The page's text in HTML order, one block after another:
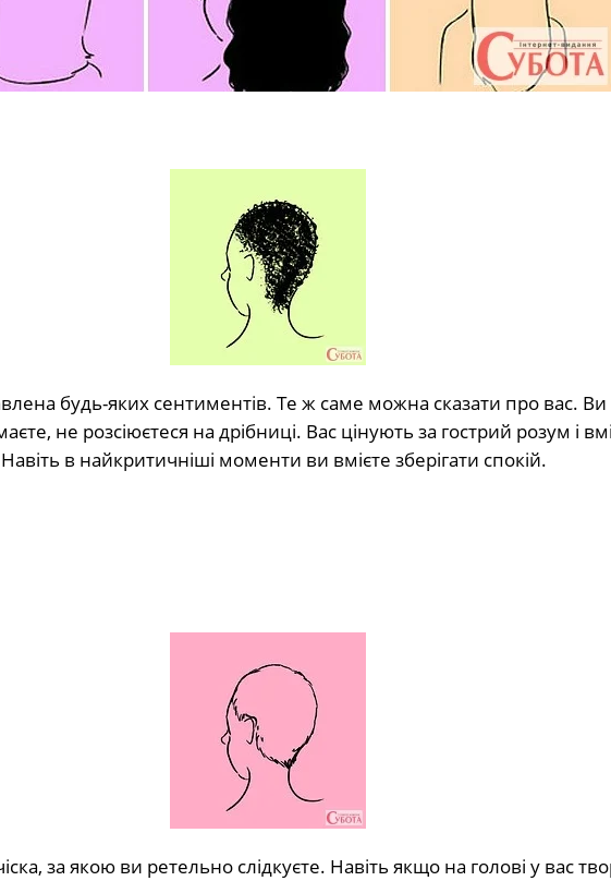
​​будь-яких сентиментів. Те ж саме можна сказати про вас. Ви
не розсіюєтеся на дрібниці. Вас цінують за гострий розум і
в найкритичніші моменти ви вмієте зберігати спокій.
за якою ви ретельно слідкуєте. Навіть якщо на голові у вас